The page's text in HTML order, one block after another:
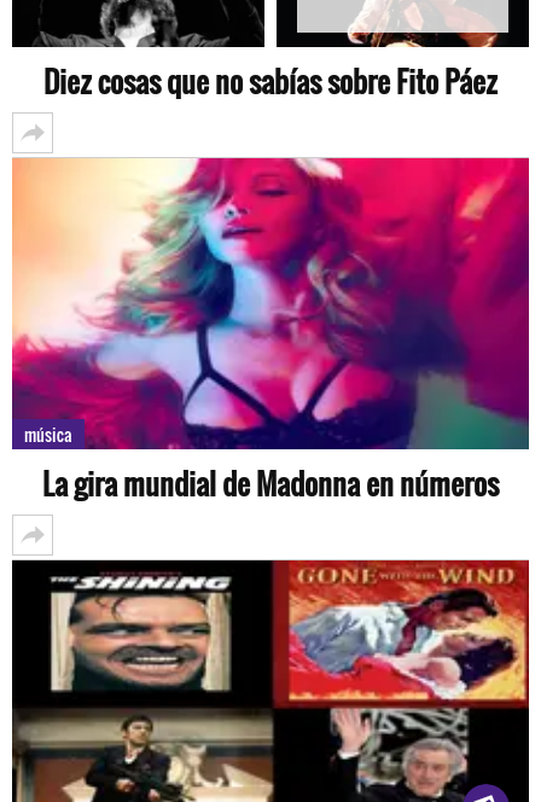
Diez cosas que no sabías sobre Fito Páez
música
La gira mundial de Madonna en números